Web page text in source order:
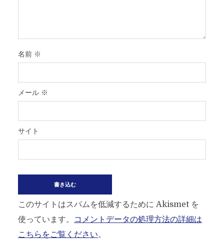
名前 ※
メール ※
サイト
このサイトはスパムを低減するために Akismet を
使っています。
コメントデータの処理方法の詳細は
こちらをご覧ください。